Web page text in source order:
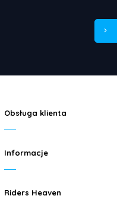
Obsługa klienta
Informacje
Riders Heaven